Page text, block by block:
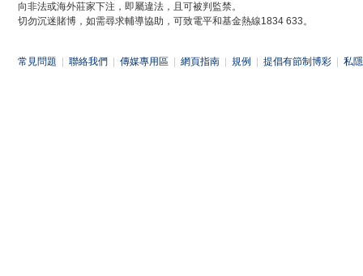
向非法或海外莊家下注，即屬違法，且可被判監禁。
切勿沉迷賭博，如需尋求輔導協助，可致電平和基金熱線1834 633。
常見問題 聯絡我們 傳媒專用區 網頁指南 規例 提倡有節制博彩 私